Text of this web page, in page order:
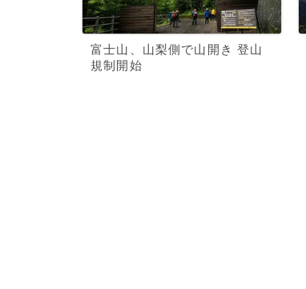
富士山、山梨側で山開き 登山
規制開始